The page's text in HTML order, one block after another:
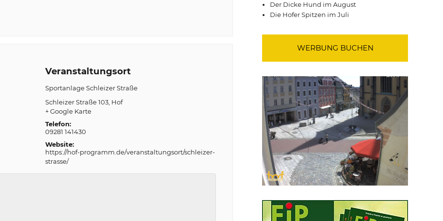
Veranstaltungsort
Sportanlage Schleizer Straße
Schleizer Straße 103 Hof
+ Google Karte
Telefon:
09281 141430
Website:
https://hof-programm.de/veranstaltungsort/schleizer-
strasse/
Der Dicke Hund im August
Die Hofer Spitzen im Juli
WERBUNG BUCHEN